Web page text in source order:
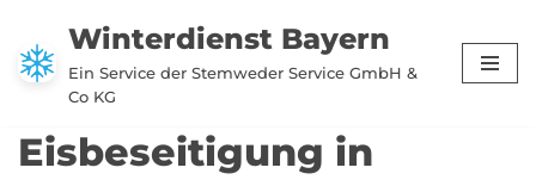
Zum
Inhalt
Winterdienst Bayern
Ein Service der Stemweder Service GmbH &
Co KG
Eisbeseitigung in